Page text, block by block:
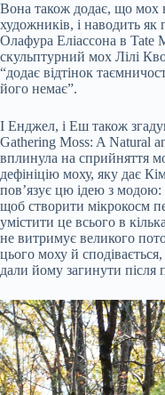
Вона також додає, що мох
художників, і наводить
Олафура Еліассона в Tate
скульптурний мох Лілі
“додає відтінок
його немає”.
І Енджел, і Еш також
Gathering Moss: A Natural
вплинула на сприйняття
дефініцію моху, яку дає
пов’язує цю ідею з модою:
щоб створити мікрокосм
умістити це всього в
не витримує великого
цього моху й
дали йому загинути після